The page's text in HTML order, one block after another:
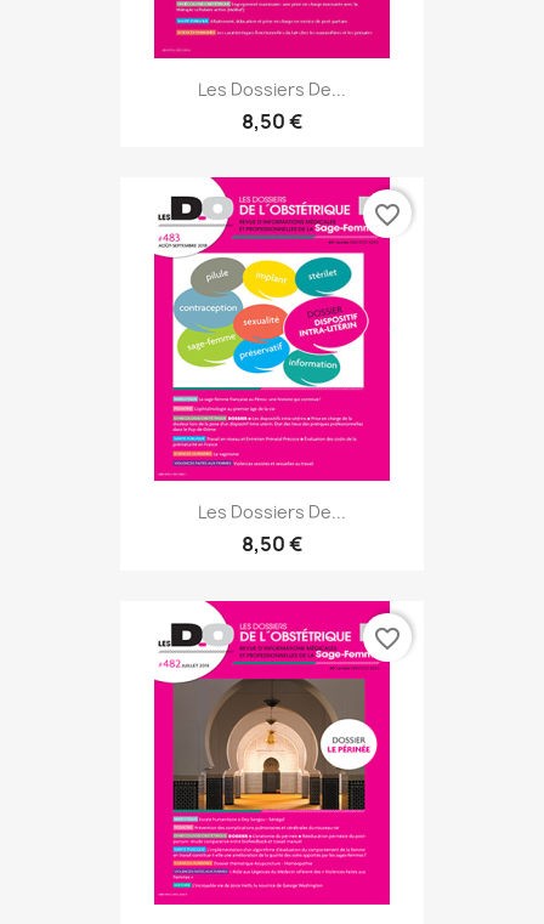
Les Dossiers De...
8,50 €
Les Dossiers De...
8,50 €
favorite_border
favorite_border